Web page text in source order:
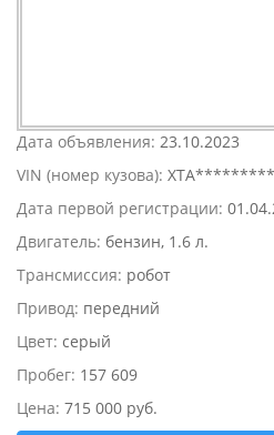
Дата объявления: 23.10.2023
VIN (номер кузова):
Дата первой регистрации:
Двигатель: бензин, 1.6 л.
Трансмиссия: робот
Привод: передний
Цвет: серый
Пробег: 157 609
Цена: 715 000 руб.